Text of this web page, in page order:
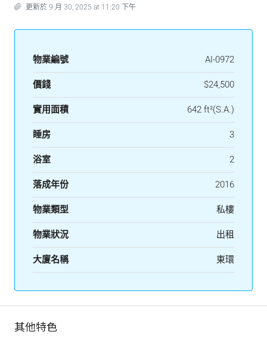
更新於 9 月 30, 2025 at 11:20 下午
物業編號 AI-0972
價錢 $24,500
實用面積 642 ft²(S.A.)
睡房 3
浴室 2
落成年份 2016
物業類型 私樓
物業狀況 出租
大廈名稱 東環
其他特色